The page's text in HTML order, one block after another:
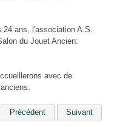
ans, l'association A.S.
du Jouet Ancien:
avec de
Précédent Suivant